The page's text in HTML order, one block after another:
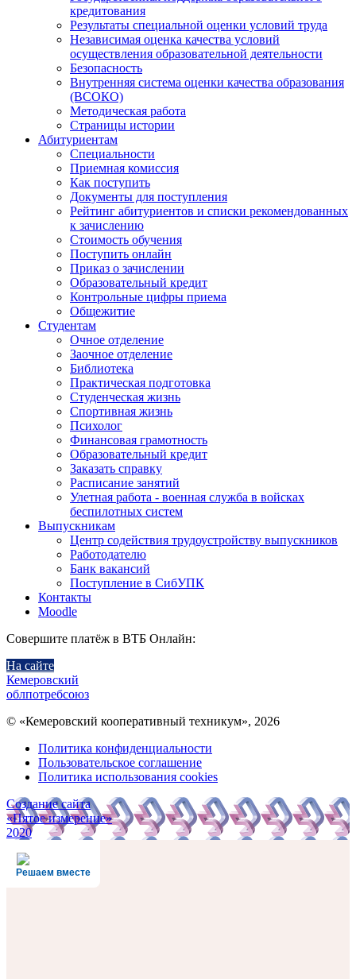
кредитования
Результаты специальной оценки условий труда
Независимая оценка качества условий
осуществления образовательной деятельности
Безопасность
Внутренняя система оценки качества образования
(ВСОКО)
Методическая работа
Страницы истории
Абитуриентам
Специальности
Приемная комиссия
Как поступить
Документы для поступления
Рейтинг абитуриентов и списки рекомендованных
к зачислению
Стоимость обучения
Поступить онлайн
Приказ о зачислении
Образовательный кредит
Контрольные цифры приема
Общежитие
Студентам
Очное отделение
Заочное отделение
Библиотека
Практическая подготовка
Студенческая жизнь
Спортивная жизнь
Психолог
Финансовая грамотность
Образовательный кредит
Заказать справку
Расписание занятий
Улетная работа - военная служба в войсках
беспилотных систем
Выпускникам
Центр содействия трудоустройству выпускников
Работодателю
Банк вакансий
Поступление в СибУПК
Контакты
Moodle
Совершите платёж в ВТБ Онлайн:
На сайте
Кемеровский
облпотребсоюз
© «Кемеровский кооперативный техникум», 2026
Политика конфиденциальности
Пользовательское соглашение
Политика использования cookies
Создание сайта
«Пятое измерение»
2020
Решаем вместе